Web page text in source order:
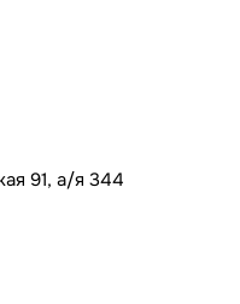
91, а/я 344